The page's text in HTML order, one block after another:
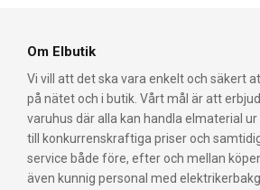
Om Elbutik
Vi vill att det ska vara enkelt och säkert
på nätet och i butik. Vårt mål är att
varuhus där alla kan handla elmaterial
till konkurrenskraftiga priser och
service både före, efter och mellan
även kunnig personal med